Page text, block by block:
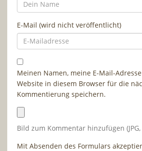
E-Mail (wird nicht veröffentlicht)
Meinen Namen, meine E-Mail-
Website in diesem Browser für die
Kommentierung speichern.
Bild zum Kommentar hinzufügen (JPG,
Mit Absenden des Formulars